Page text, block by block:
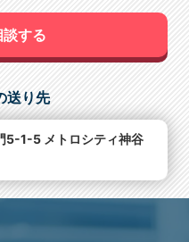
談する
送り先
1-5 メトロシティ神谷